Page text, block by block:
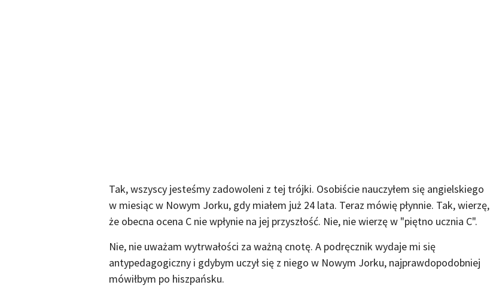
Tak, wszyscy jesteśmy zadowoleni z tej trójki. Osobiście nauczyłem się angielskiego
w miesiąc w Nowym Jorku, gdy miałem już 24 lata. Teraz mówię płynnie. Tak, wierzę,
że obecna ocena C nie wpłynie na jej przyszłość. Nie, nie wierzę w "piętno ucznia C".
Nie, nie uważam wytrwałości za ważną cnotę. A podręcznik wydaje mi się
antypedagogiczny i gdybym uczył się z niego w Nowym Jorku, najprawdopodobniej
mówiłbym po hiszpańsku.